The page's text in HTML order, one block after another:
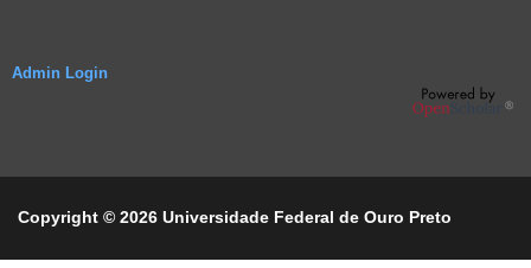
Admin Login
Copyright © 2026 Universidade Federal de Ouro Preto